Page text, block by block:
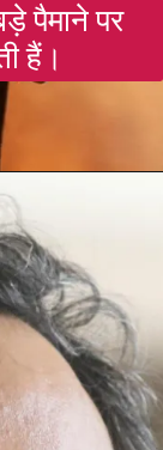
पैमाने पर
हैं।